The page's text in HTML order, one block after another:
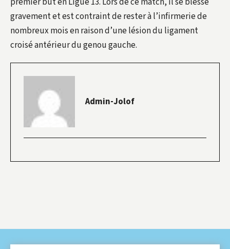
gravement et est contraint de rester à l’infirmerie de
nombreux mois en raison d’une lésion du ligament
croisé antérieur du genou gauche.
Admin-Jolof